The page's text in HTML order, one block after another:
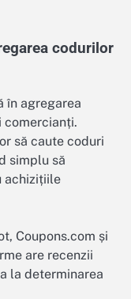
codurilor
în agregarea
să caute coduri
simplu să
achizițiile
Coupons.com și
are recenzii
la determinarea